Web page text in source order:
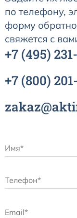
по телефону,
форму
свяжется с
+7 (495)
+7 (800)
Датчики потока
Электроды для ЭКГ
Пульсоксиметры
Кабели для
Подбор по марке
Оригинальные
Nihon Kohden